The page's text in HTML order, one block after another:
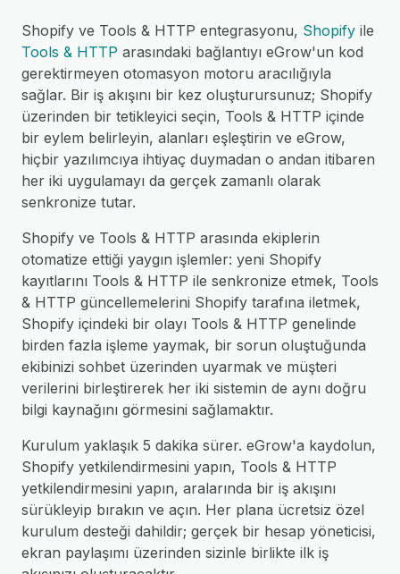
Shopify ve Tools & HTTP entegrasyonu, Shopify ile
Tools & HTTP arasındaki bağlantıyı eGrow'un kod
gerektirmeyen otomasyon motoru aracılığıyla
sağlar. Bir iş akışını bir kez oluşturursunuz; Shopify
üzerinden bir tetikleyici seçin, Tools & HTTP içinde
bir eylem belirleyin, alanları eşleştirin ve eGrow,
hiçbir yazılımcıya ihtiyaç duymadan o andan itibaren
her iki uygulamayı da gerçek zamanlı olarak
senkronize tutar.
Shopify ve Tools & HTTP arasında ekiplerin
otomatize ettiği yaygın işlemler: yeni Shopify
kayıtlarını Tools & HTTP ile senkronize etmek, Tools
& HTTP güncellemelerini Shopify tarafına iletmek,
Shopify içindeki bir olayı Tools & HTTP genelinde
birden fazla işleme yaymak, bir sorun oluştuğunda
ekibinizi sohbet üzerinden uyarmak ve müşteri
verilerini birleştirerek her iki sistemin de aynı doğru
bilgi kaynağını görmesini sağlamaktır.
Kurulum yaklaşık 5 dakika sürer. eGrow'a kaydolun,
Shopify yetkilendirmesini yapın, Tools & HTTP
yetkilendirmesini yapın, aralarında bir iş akışını
sürükleyip bırakın ve açın. Her plana ücretsiz özel
kurulum desteği dahildir; gerçek bir hesap yöneticisi,
ekran paylaşımı üzerinden sizinle birlikte ilk iş